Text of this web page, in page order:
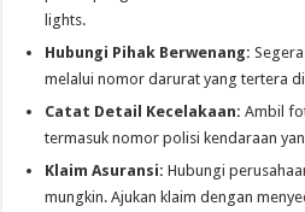
lights.
Hubungi Pihak Berwenang:
melalui nomor darurat yang tertera
Catat Detail Kecelakaan: Ambil
termasuk nomor polisi kendaraan
Klaim Asuransi: Hubungi
mungkin. Ajukan klaim dengan